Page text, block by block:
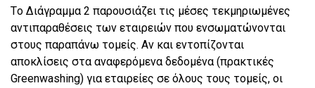
Tο Διάγραμμα 2 παρουσιάζει τις μέσες τεκμηριωμένες
αντιπαραθέσεις των εταιρειών που ενσωματώνονται
στους παραπάνω τομείς. Αν και εντοπίζονται
αποκλίσεις στα αναφερόμενα δεδομένα (πρακτικές
Greenwashing) για εταιρείες σε όλους τους τομείς, οι